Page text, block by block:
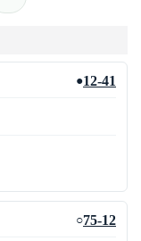
●12-41
○75-12